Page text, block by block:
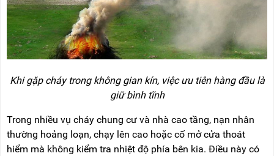
Khi gặp cháy trong không gian kín, việc ưu tiên hàng đầu là
giữ bình tĩnh
Trong nhiều vụ cháy chung cư và nhà cao tầng, nạn nhân
thường hoảng loạn, chạy lên cao hoặc cố mở cửa thoát
hiểm mà không kiểm tra nhiệt độ phía bên kia. Điều này có